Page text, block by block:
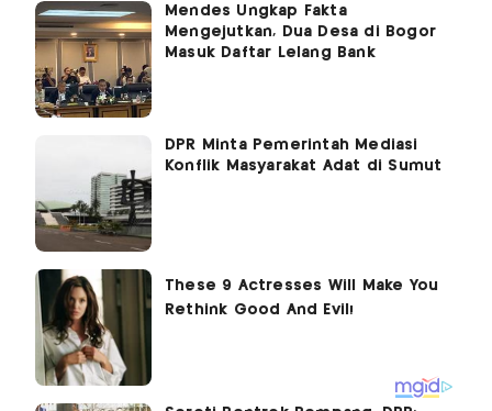
Mendes Ungkap Fakta
Mengejutkan, Dua Desa di Bogor
Masuk Daftar Lelang Bank
DPR Minta Pemerintah Mediasi
Konflik Masyarakat Adat di Sumut